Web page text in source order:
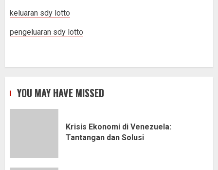
keluaran sdy lotto
pengeluaran sdy lotto
YOU MAY HAVE MISSED
Krisis Ekonomi di Venezuela:
Tantangan dan Solusi